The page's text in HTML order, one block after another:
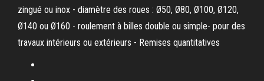
zingué ou inox - diamètre des roues : Ø50, Ø80, Ø100, Ø120,
Ø140 ou Ø160 - roulement à billes double ou simple- pour des
travaux intérieurs ou extérieurs - Remises quantitatives